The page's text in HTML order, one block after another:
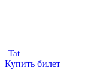
Tat
Купить билет